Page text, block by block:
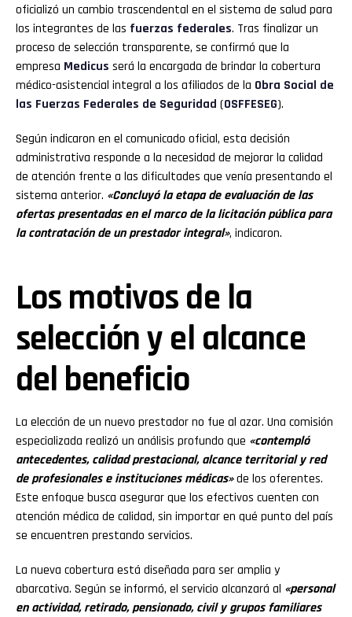
oficializó un cambio trascendental en el sistema de salud para
los integrantes de las fuerzas federales. Tras finalizar un
proceso de selección transparente, se confirmó que la
empresa Medicus será la encargada de brindar la cobertura
médico-asistencial integral a los afiliados de la Obra Social de
las Fuerzas Federales de Seguridad (OSFFESEG).
Según indicaron en el comunicado oficial, esta decisión
administrativa responde a la necesidad de mejorar la calidad
de atención frente a las dificultades que venía presentando el
sistema anterior. «Concluyó la etapa de evaluación de las
ofertas presentadas en el marco de la licitación pública para
la contratación de un prestador integral», indicaron.
Los motivos de la
selección y el alcance
del beneficio
La elección de un nuevo prestador no fue al azar. Una comisión
especializada realizó un análisis profundo que «contempló
antecedentes, calidad prestacional, alcance territorial y red
de profesionales e instituciones médicas»de los oferentes.
Este enfoque busca asegurar que los efectivos cuenten con
atención médica de calidad, sin importar en qué punto del país
se encuentren prestando servicios.
La nueva cobertura está diseñada para ser amplia y
abarcativa. Según se informó, el servicio alcanzará al «personal
en actividad, retirado, pensionado, civil y grupos familiares